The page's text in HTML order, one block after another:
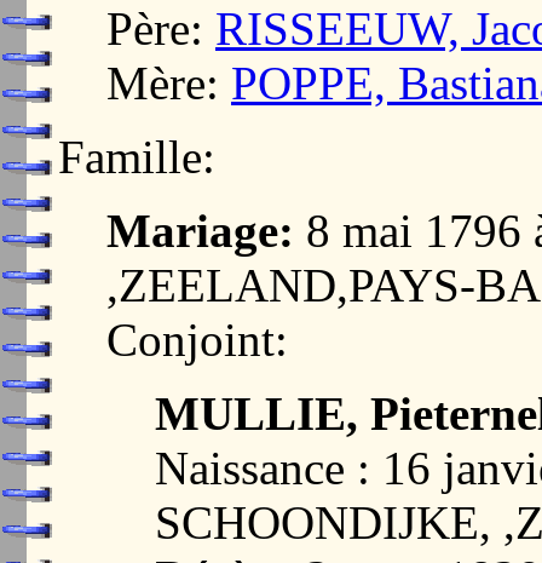
Père: RISSEEUW,
Mère: POPPE,
Famille:
Mariage: 8 mai 1796
,ZEELAND,PAYS-
Conjoint:
MULLIE,
Naissance : 16
SCHOONDIJKE,